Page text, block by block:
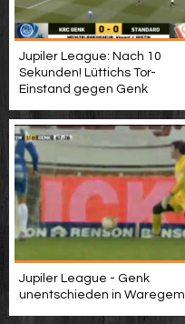
Jupiler League: Nach 10
Sekunden! Lüttichs Tor-
Einstand gegen Genk
Jupiler League - Genk
unentschieden in Waregem